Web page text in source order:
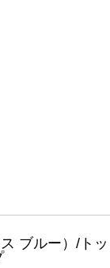
ブルー）/トッ